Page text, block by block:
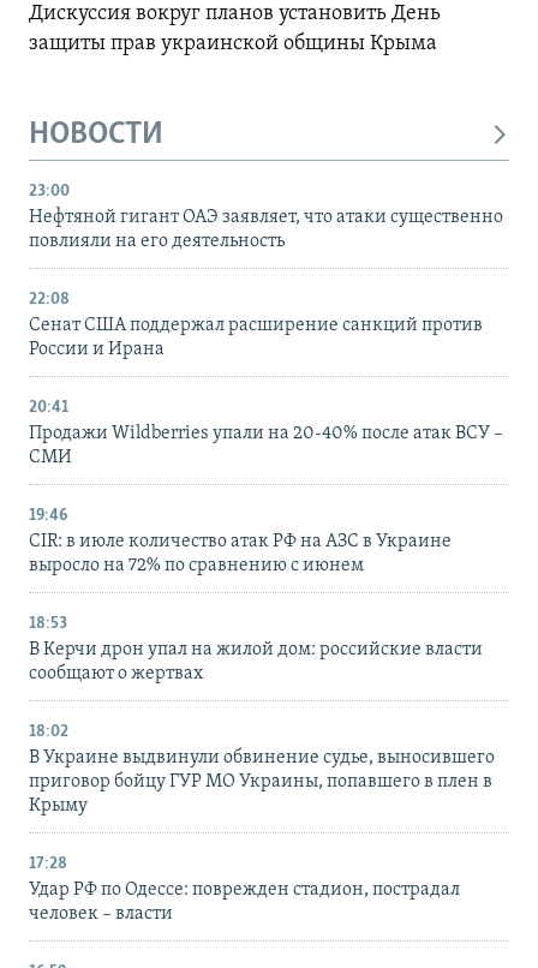
Дискуссия вокруг планов установить День
защиты прав украинской общины Крыма
НОВОСТИ
23:00
Нефтяной гигант ОАЭ заявляет, что атаки существенно
повлияли на его деятельность
22:08
Сенат США поддержал расширение санкций против
России и Ирана
20:41
Продажи Wildberries упали на 20-40% после атак ВСУ –
СМИ
19:46
CIR: в июле количество атак РФ на АЗС в Украине
выросло на 72% по сравнению с июнем
18:53
В Керчи дрон упал на жилой дом: российские власти
сообщают о жертвах
18:02
В Украине выдвинули обвинение судье, выносившего
приговор бойцу ГУР МО Украины, попавшего в плен в
Крыму
17:28
Удар РФ по Одессе: поврежден стадион, пострадал
человек – власти